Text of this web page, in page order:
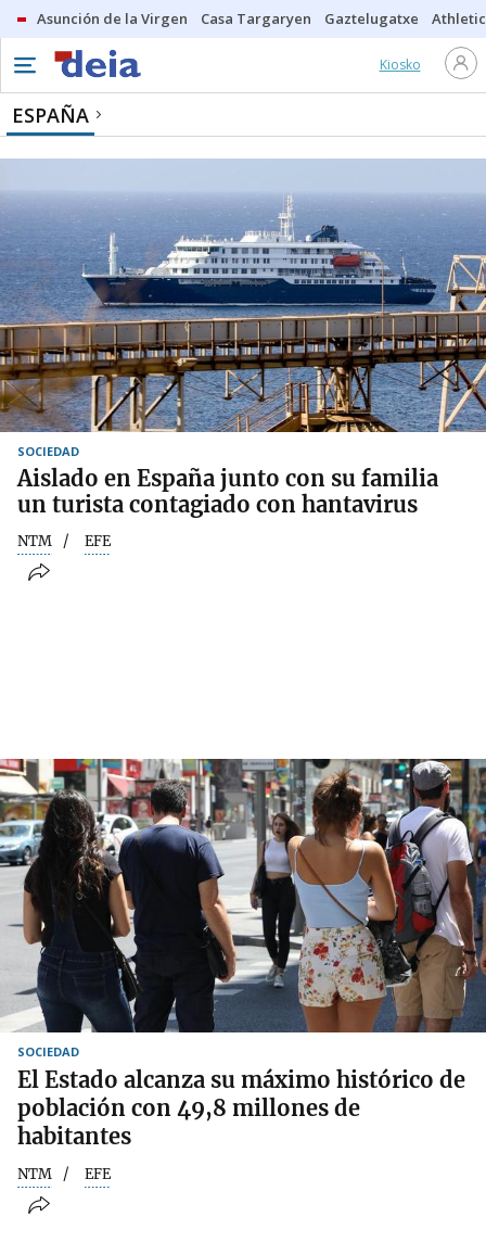
Asunción de la Virgen Casa Targaryen Gaztelugatxe Athletic
Kiosko
ESPAÑA
SOCIEDAD
Aislado en España junto con su familia
un turista contagiado con hantavirus
NTM EFE
SOCIEDAD
El Estado alcanza su máximo histórico de
población con 49,8 millones de
habitantes
NTM EFE